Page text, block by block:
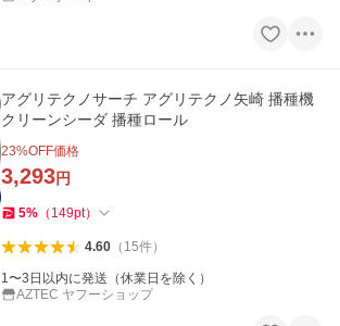
アグリテクノサーチ アグリテクノ矢崎 播種機
クリーンシーダ 播種ロール
23%OFF価格
3,293円
5% （ 149pt）
4.60（ 15件）
1〜3日以内に発送（休業日を除く）
AZTEC ヤフーショップ